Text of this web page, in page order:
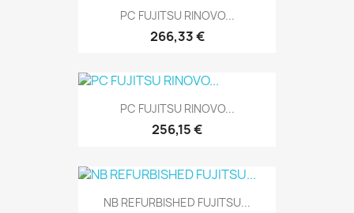
PC FUJITSU RINOVO...
266,33 €
PC FUJITSU RINOVO...
256,15 €
NB REFURBISHED FUJITSU...